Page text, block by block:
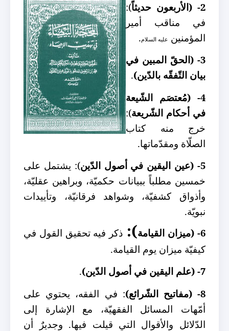
2- (الأربعون حديثاً
):
في مناقب أمير
المؤمنين عليه السلام.
3- (الحقّ المبين
في
بيان التّفقّه بالدّين).
4- (مُعتصَم الشّيعة
في أحكام الشّريعة):
خرج منه كتاب
الصلّاة ومقدّماتها.
5- (عين اليقين
في أصول الدّين): يشتمل على
خمسين مطلباً ببيانات حكميّة، وبراهين عقليّة،
وأذواق كشفيّة، وشواهد فرقانيّة، وتأييدات
نبويّة.
6- (ميزان القيامة
):ذكر فيه تحقيق القول في
كيفيّة ميزان يوم القيامة.
7- (علم اليقين في أصول الدّين)
.
8- (مفاتيح الشّرائع)
: في الفقه، يحتوي على
أمّهات المسائل الفقهيّة، مع الإشارة إلى
الدّلائل والأقوال التي قيلت فيها. وجديرٌ أن